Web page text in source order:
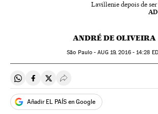
Lavillenie depois de
ANDRÉ DE OLIVEIRA
São Paulo -AUG19, 2016 - 14:28
Compartir en Whatsapp
Compartir en Facebook
Compartir en Twitter
Desplegar Redes Sociales
Añadir EL PAÍS en Google